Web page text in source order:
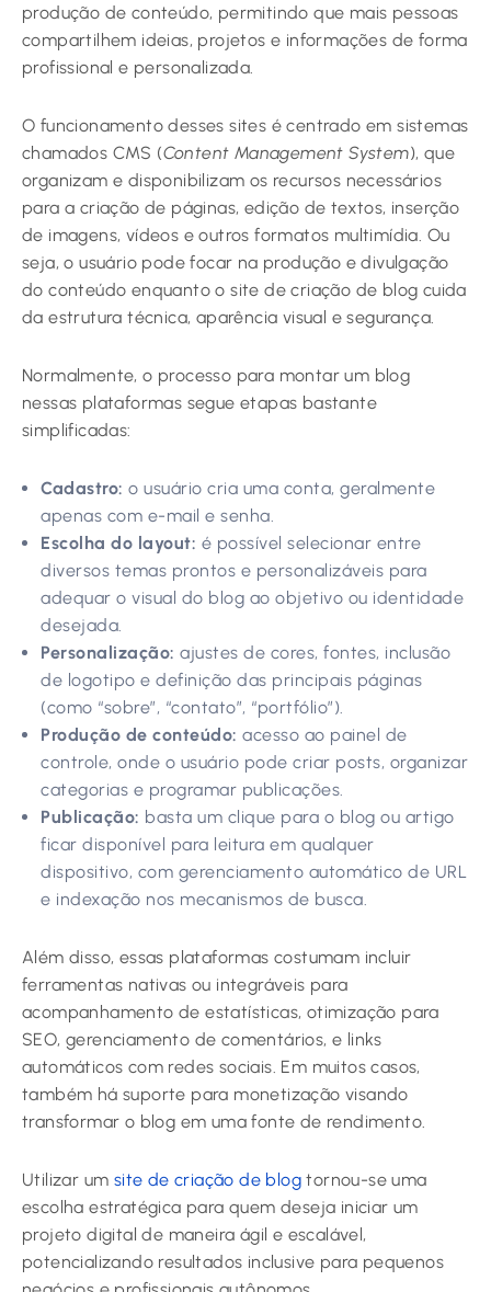
produção de conteúdo, permitindo que mais pessoas
compartilhem ideias, projetos e informações de forma
profissional e personalizada.
O funcionamento desses sites é centrado em sistemas
chamados CMS (Content Management System), que
organizam e disponibilizam os recursos necessários
para a criação de páginas, edição de textos, inserção
de imagens, vídeos e outros formatos multimídia. Ou
seja, o usuário pode focar na produção e divulgação
do conteúdo enquanto o site de criação de blog cuida
da estrutura técnica, aparência visual e segurança.
Normalmente, o processo para montar um blog
nessas plataformas segue etapas bastante
simplificadas:
Cadastro: o usuário cria uma conta, geralmente
apenas com e-mail e senha.
Escolha do layout: é possível selecionar entre
diversos temas prontos e personalizáveis para
adequar o visual do blog ao objetivo ou identidade
desejada.
Personalização: ajustes de cores, fontes, inclusão
de logotipo e definição das principais páginas
(como “sobre”, “contato”, “portfólio”).
Produção de conteúdo: acesso ao painel de
controle, onde o usuário pode criar posts, organizar
categorias e programar publicações.
Publicação: basta um clique para o blog ou artigo
ficar disponível para leitura em qualquer
dispositivo, com gerenciamento automático de URL
e indexação nos mecanismos de busca.
Além disso, essas plataformas costumam incluir
ferramentas nativas ou integráveis para
acompanhamento de estatísticas, otimização para
SEO, gerenciamento de comentários, e links
automáticos com redes sociais. Em muitos casos,
também há suporte para monetização visando
transformar o blog em uma fonte de rendimento.
Utilizar um site de criação de blog tornou-se uma
escolha estratégica para quem deseja iniciar um
projeto digital de maneira ágil e escalável,
potencializando resultados inclusive para pequenos